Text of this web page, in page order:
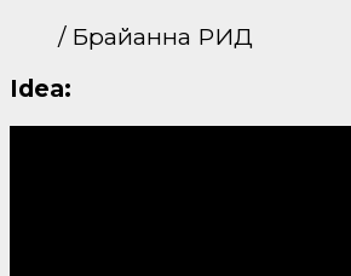
/ Брайанна РИД
Idea: